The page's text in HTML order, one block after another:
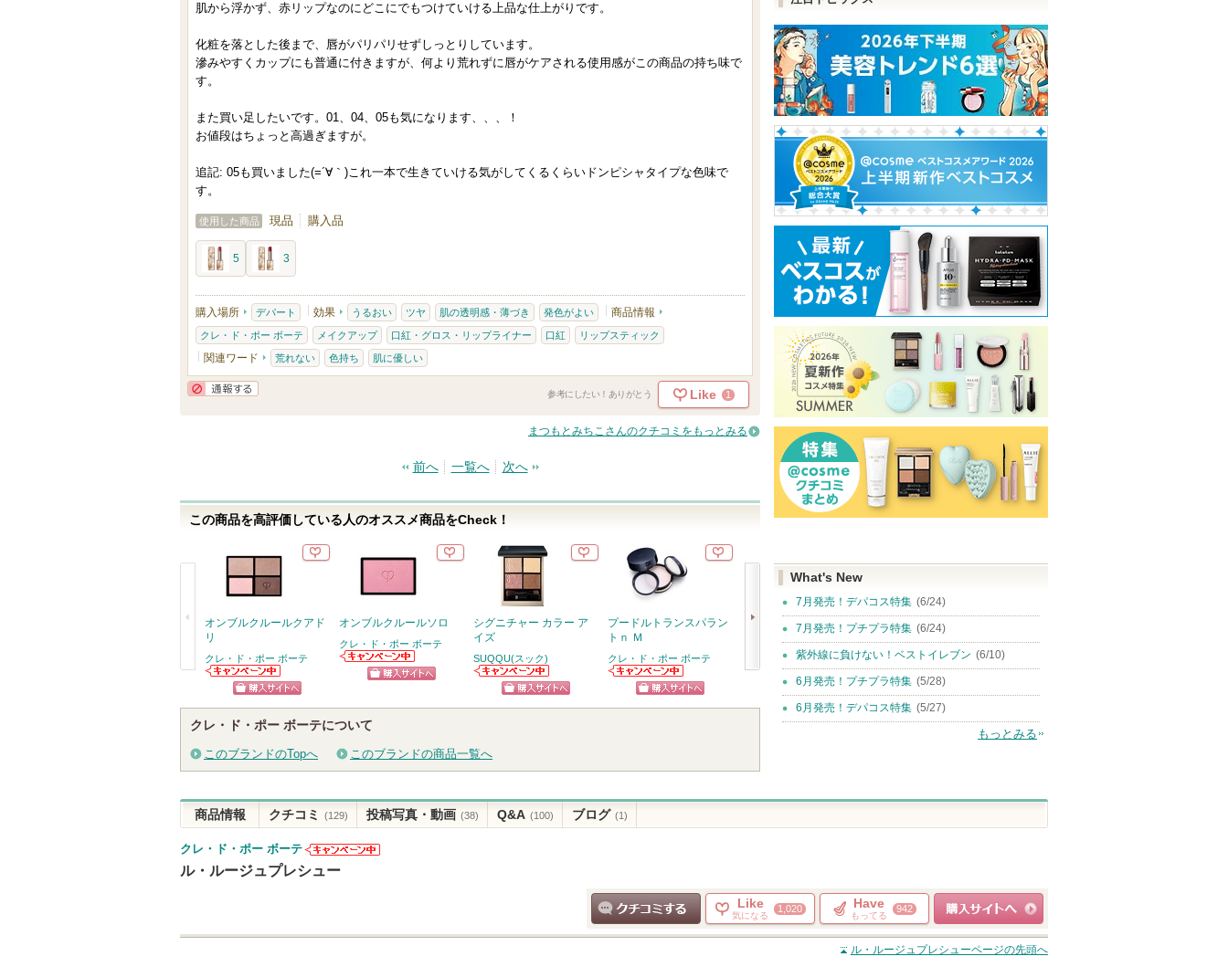
れ
い
肌から浮かず、赤リップなのにどこにでもつけていける上品な仕上がりです。
化粧を落とした後まで、唇がパリパリせずしっとりしています。
滲みやすくカップにも普通に付きますが、何より荒れずに唇がケアされる使用感がこの商品の持ち味で
す。
また買い足したいです。01、04、05も気になります、、、！
お値段はちょっと高過ぎますが。
追記: 05も買いました(=´∀｀)これ一本で生きていける気がしてくるくらいドンピシャタイプな色味で
す。
使用した商品 現品 購入品
5 3
購入場所 デパート 効果 うるおい ツヤ 肌の透明感・薄づき 発色がよい 商品情報
クレ・ド・ポー ボーテ メイクアップ 口紅・グロス・リップライナー 口紅 リップスティック
関連ワード 荒れない 色持ち 肌に優しい
参考にしたい！ありがとう Like 1
まつもとみちこさんのクチコミをもっとみる
前へ 一覧へ 次へ
この商品を高評価している人のオススメ商品をCheck！
る
へ
オンブルクルールクアド
リ
クレ・ド・ポー ボーテ
クレ・ド・ポー
ボーテからのお
知らせがありま
す
ショッピン
グサイトへ
オンブルクルールソロ
クレ・ド・ポー ボーテ
クレ・ド・ポー
ボーテからのお
す
シグニチャー カラー ア
イズ
SUQQU(スック)
SUQQU(スック)
からのお知らせ
がありますショッピン
プードルトランスパラン
トｎ Ｍ
クレ・ド・ポー ボーテ
クレ・ド・ポー
ボーテからのお
知らせがありま
ショッピン
ル・セラムII
クレ・ド・ポー ボーテ
クレ・ド・ポー
ボーテからのお
知らせがありま
す
ショッピン
グサイトへ
ヴォワールコレクチュー
ルｎ
クレ・ド・ポー ボーテ
クレ・ド・ポー
ボーテからのお
知らせがありま
す
ショッピン
クレ・ド・ポー ボーテ
クレ・ド・ポー
知らせがありま
クレ・ド・ポー ボーテについて
このブランドのTopへ このブランドの商品一覧へ
What's New
7月発売！デパコス特集 (6/24)
7月発売！プチプラ特集 (6/24)
紫外線に負けない！ベストイレブン (6/10)
6月発売！プチプラ特集 (5/28)
6月発売！デパコス特集 (5/27)
もっとみる
商品情報 クチコミ (129) 投稿写真・動画 (38) Q&A (100) ブログ (1)
クレ・ド・ポー ボーテ
クレ・ド・ポ
あります
ル・ルージュプレシュー
クチコミする
Like
気になる
1,020 Have
もってる
942
ショッピングサイト
へ
ル・ルージュプレシューページの先頭へ